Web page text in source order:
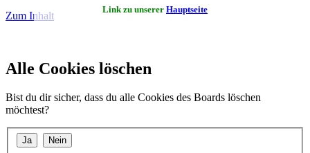
Link zu unserer Hauptseite
Zum Inhalt
Alle Cookies löschen
Bist du dir sicher, dass du alle Cookies des Boards löschen
möchtest?